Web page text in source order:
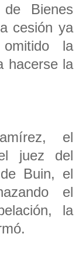
Bienes
cesión ya
la
hacerse la
el
juez del
Buin, el
el
la